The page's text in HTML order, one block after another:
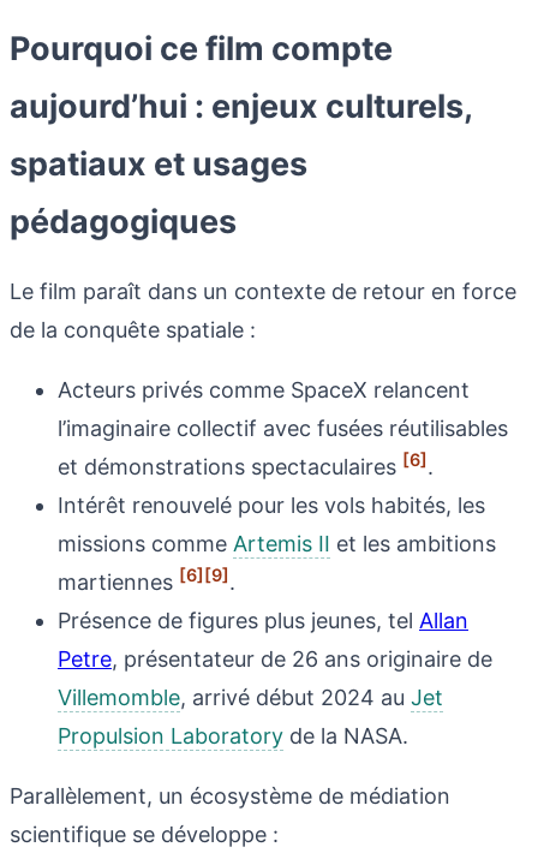
Pourquoi ce film compte
aujourd’hui : enjeux culturels,
spatiaux et usages
pédagogiques
Le film paraît dans un contexte de retour en force
de la conquête spatiale :
Acteurs privés comme SpaceX relancent
l’imaginaire collectif avec fusées réutilisables
et démonstrations spectaculaires [6].
Intérêt renouvelé pour les vols habités, les
missions comme Artemis II et les ambitions
martiennes [6][9].
Présence de figures plus jeunes, tel Allan
Petre, présentateur de 26 ans originaire de
Villemomble, arrivé début 2024 au Jet
Propulsion Laboratory de la NASA.
Parallèlement, un écosystème de médiation
scientifique se développe :